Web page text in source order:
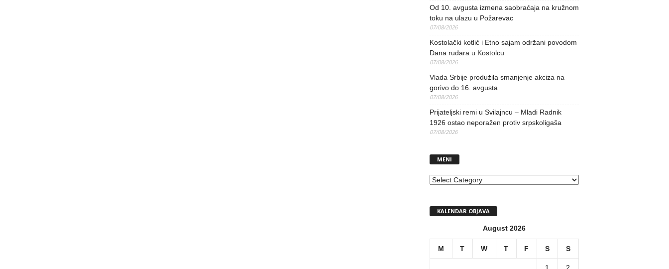
Od 10. avgusta izmena saobraćaja na kružnom
toku na ulazu u Požarevac
07/08/2026
Kostolački kotlić i Etno sajam održani povodom
Dana rudara u Kostolcu
07/08/2026
Vlada Srbije produžila smanjenje akciza na
gorivo do 16. avgusta
07/08/2026
Prijateljski remi u Svilajncu – Mladi Radnik
1926 ostao neporažen protiv srpskoligaša
07/08/2026
MENI
MENI
KALENDAR OBJAVA
August 2026
M T W T F S S
1 2